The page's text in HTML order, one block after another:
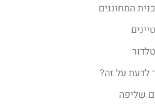
המחוננים
לדעת על זה?
שליפה